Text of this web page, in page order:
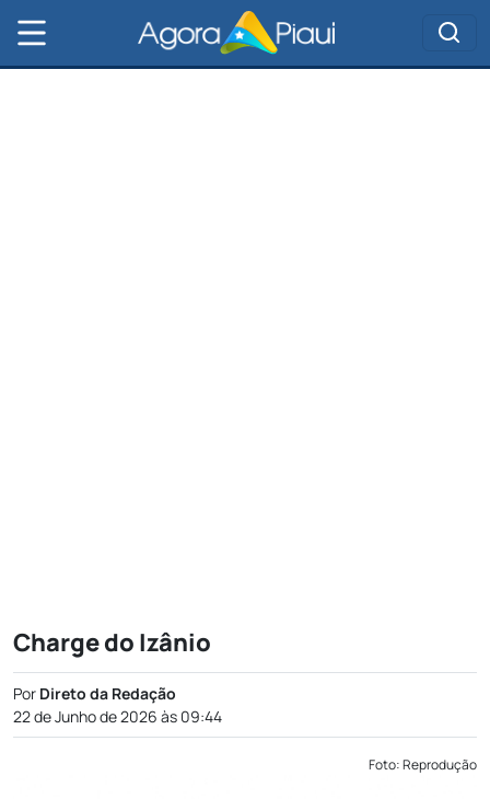
Charge do Izânio
Por Direto da Redação
22 de Junho de 2026 às 09:44
Foto: Reprodução